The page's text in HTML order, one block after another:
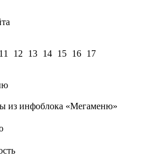
11 12 13 14 15 16 17
из инфоблока «Мегаменю»